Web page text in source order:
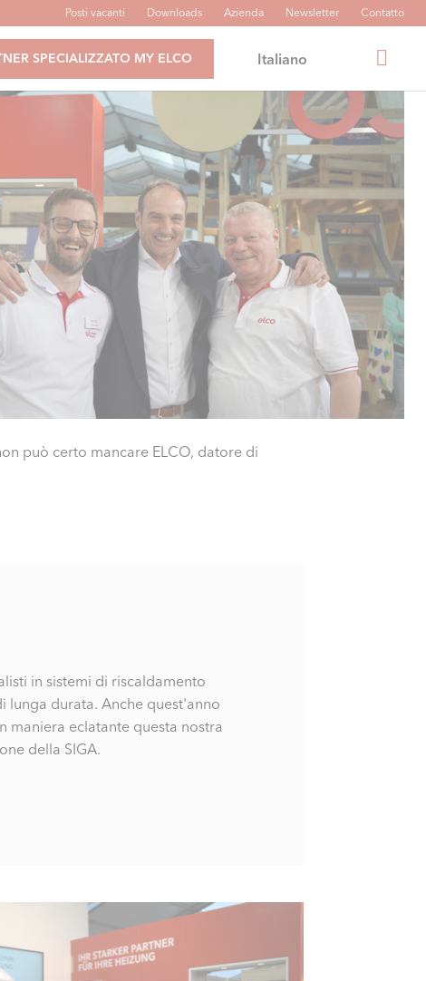
Posti vacanti Downloads Azienda Newsletter Contatto
SPECIALIZZATO MY ELCO Italiano
può certo mancare ELCO, datore di
in sistemi di riscaldamento
lunga durata. Anche quest'anno
maniera eclatante questa nostra
della SIGA.